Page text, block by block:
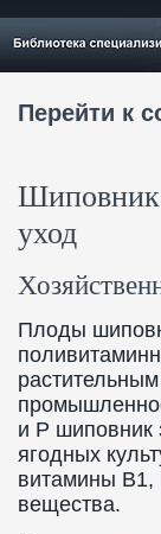
Перейти к
Шиповник
уход
Плоды
и P шиповник
ягодных
витамины В1,
вещества.